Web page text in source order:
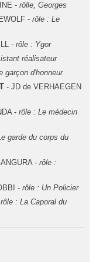
- rôlle, Georges
- rôle : Le
- rôle : Ygor
réalisateur
garçon d'honneur
- JD de VERHAEGEN
- rôle : Le médecin
garde du corps du
- rôle :
- rôle : Un Policier
rôle : La Caporal du